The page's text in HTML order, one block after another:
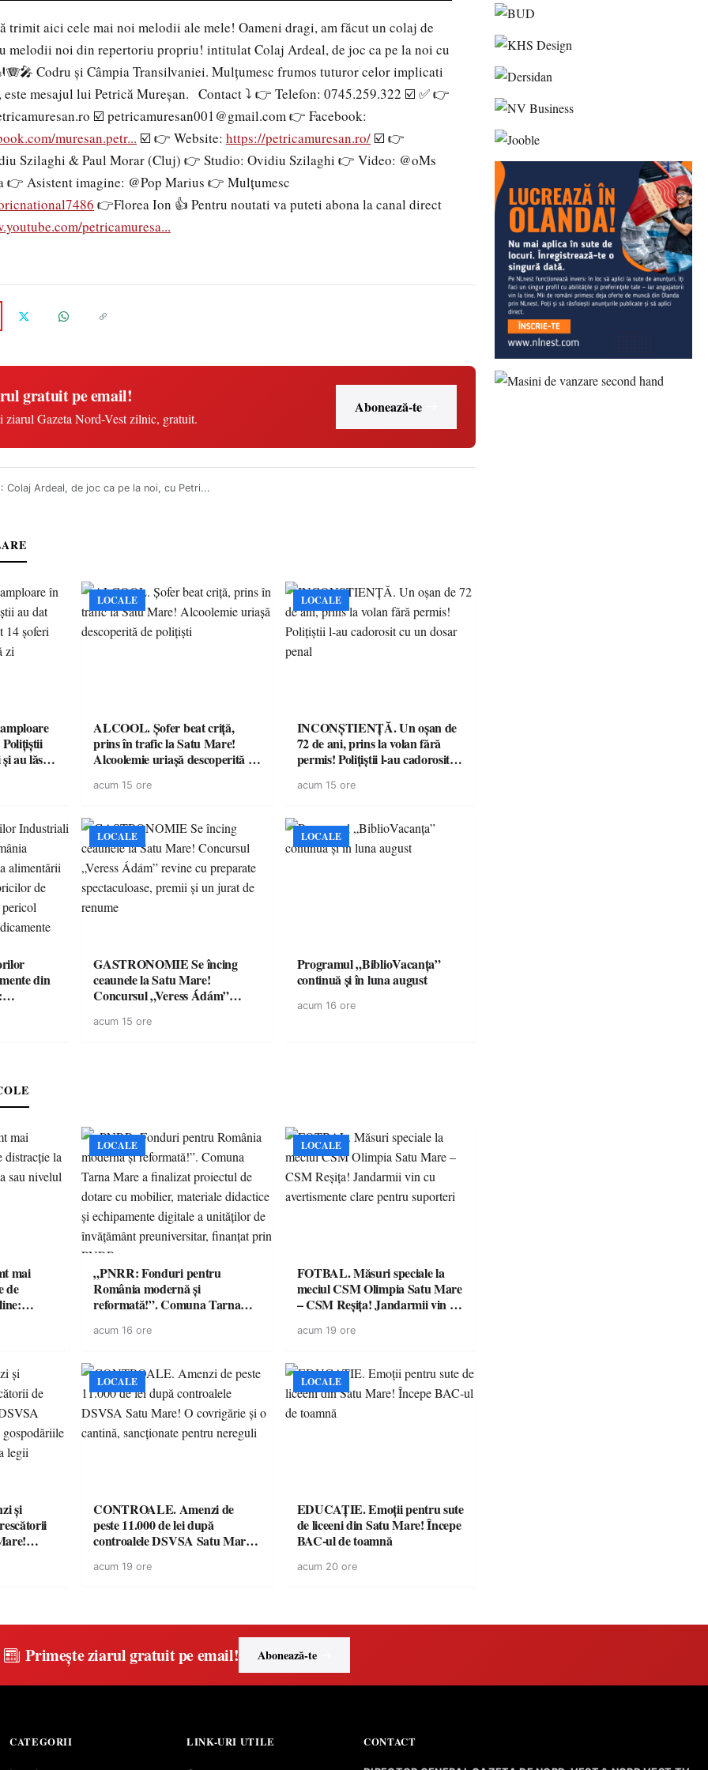
trimit aici cele mai noi melodii ale mele! Oameni dragi, am făcut un colaj de
melodii noi din repertoriu propriu! intitulat Colaj Ardeal, de joc ca pe la noi cu
Codru și Câmpia Transilvaniei. Mulțumesc frumos tuturor celor implicati
este mesajul lui Petrică Mureșan. Contact ⤵️ 👉 Telefon: 0745.259.322 ☑️ ✅ 👉
☑️ petricamuresan001@gmail.com 👉 Facebook:
muresan.petr... ☑️ 👉 Website: https://petricamuresan.ro/ ☑️ 👉
Szilaghi & Paul Morar (Cluj) 👉 Studio: Ovidiu Szilaghi 👉 Video: @oMs
👉 Asistent imagine: @Pop Marius 👉 Mulțumesc
👉Florea Ion 👍 Pentru noutati va puteti abona la canal direct
petricamuresa...
gratuit pe email!
ziarul Gazeta Nord-Vest zilnic, gratuit.
Abonează-te
Colaj Ardeal, de joc ca pe la noi, cu Petri...
au lăsat
LOCALE
ALCOOL. Șofer beat criță,
prins în trafic la Satu Mare!
Alcoolemie uriașă descoperită de
acum 15 ore
LOCALE
INCONȘTIENȚĂ. Un oșan de
72 de ani, prins la volan fără
permis! Polițiștii l-au cadorosit
acum 15 ore
din
LOCALE
GASTRONOMIE Se încing
ceaunele la Satu Mare!
Concursul „Veress Ádám”
spectaculoase, premii și un jurat
acum 15 ore
LOCALE
Programul „BiblioVacanța”
continuă și în luna august
acum 16 ore
mai
de
LOCALE
„PNRR: Fonduri pentru
România modernă și
reformată!”. Comuna Tarna
dotare cu mobilier, materiale
a unităților de învățământ
preuniversitar, finanțat prin
PNRR
acum 16 ore
LOCALE
FOTBAL. Măsuri speciale la
meciul CSM Olimpia Satu Mare
– CSM Reșița! Jandarmii vin cu
suporteri
acum 19 ore
și
LOCALE
CONTROALE. Amenzi de
peste 11.000 de lei după
controalele DSVSA Satu Mare!
sancționate pentru nereguli
acum 19 ore
LOCALE
EDUCAȚIE. Emoții pentru sute
de liceeni din Satu Mare! Începe
BAC-ul de toamnă
acum 20 ore
Primește ziarul gratuit pe email! Abonează-te
CATEGORII LINK-URI UTILE CONTACT